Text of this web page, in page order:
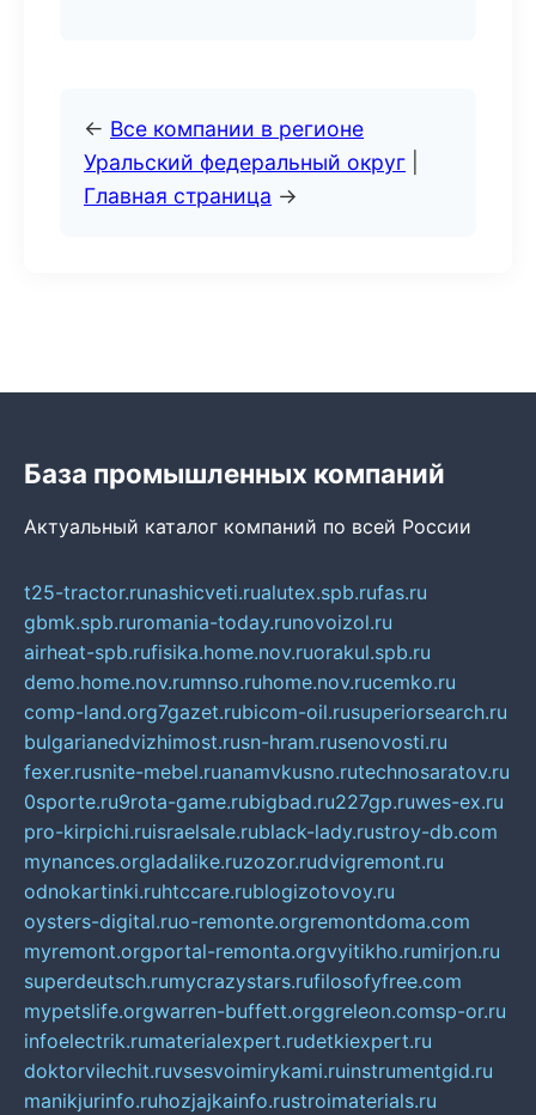
← Все компании в регионе
Уральский федеральный округ
Главная страница →
База промышленных компаний
Актуальный каталог компаний по всей России
t25-tractor.runashicveti.rualutex.spb.rufas.ru
gbmk.spb.ruromania-today.runovoizol.ru
airheat-spb.rufisika.home.nov.ruorakul.spb.ru
demo.home.nov.rumnso.ruhome.nov.rucemko.ru
comp-land.org7gazet.rubicom-oil.rusuperiorsearch.ru
bulgarianedvizhimost.rusn-hram.rusenovosti.ru
fexer.rusnite-mebel.ruanamvkusno.rutechnosaratov.ru
0sporte.ru9rota-game.rubigbad.ru227gp.ruwes-ex.ru
pro-kirpichi.ruisraelsale.rublack-lady.rustroy-db.com
mynances.orgladalike.ruzozor.rudvigremont.ru
odnokartinki.ruhtccare.rublogizotovoy.ru
oysters-digital.ruo-remonte.orgremontdoma.com
myremont.orgportal-remonta.orgvyitikho.rumirjon.ru
superdeutsch.rumycrazystars.rufilosofyfree.com
mypetslife.orgwarren-buffett.orggreleon.comsp-or.ru
infoelectrik.rumaterialexpert.rudetkiexpert.ru
doktorvilechit.ruvsesvoimirykami.ruinstrumentgid.ru
manikjurinfo.ruhozjajkainfo.rustroimaterials.ru